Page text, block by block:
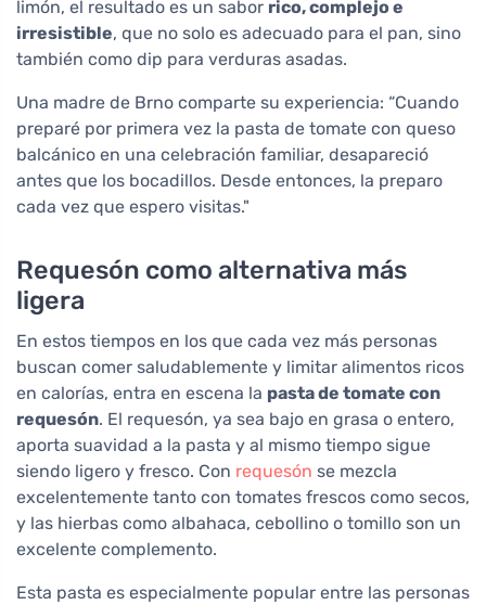
limón, el resultado es un sabor rico, complejo e
irresistible, que no solo es adecuado para el pan, sino
también como dip para verduras asadas.
Una madre de Brno comparte su experiencia: “Cuando
preparé por primera vez la pasta de tomate con queso
balcánico en una celebración familiar, desapareció
antes que los bocadillos. Desde entonces, la preparo
cada vez que espero visitas."
Requesón como alternativa más
ligera
En estos tiempos en los que cada vez más personas
buscan comer saludablemente y limitar alimentos ricos
en calorías, entra en escena la pasta de tomate con
requesón. El requesón, ya sea bajo en grasa o entero,
aporta suavidad a la pasta y al mismo tiempo sigue
siendo ligero y fresco. Con requesón se mezcla
excelentemente tanto con tomates frescos como secos,
y las hierbas como albahaca, cebollino o tomillo son un
excelente complemento.
Esta pasta es especialmente popular entre las personas